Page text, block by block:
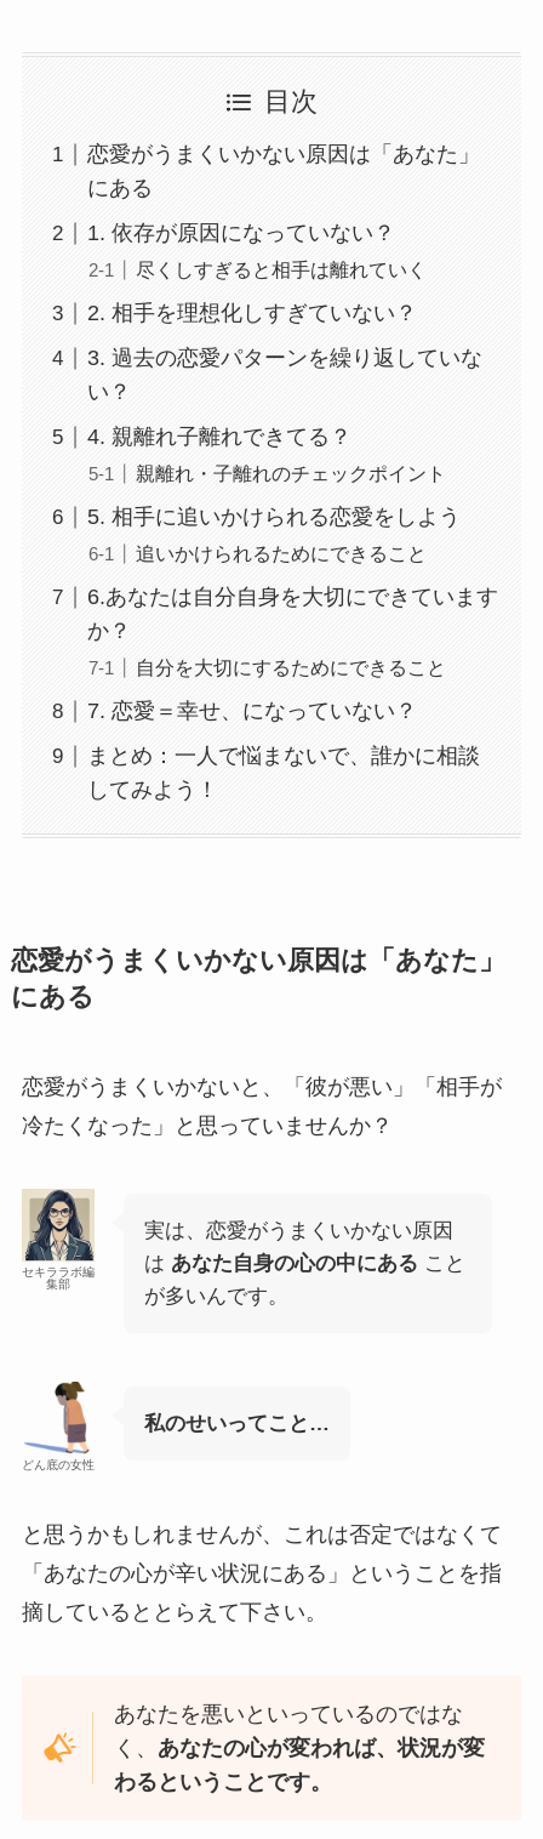
目次
恋愛がうまくいかない原因は「あなた」
にある
1. 依存が原因になっていない？
尽くしすぎると相手は離れていく
2. 相手を理想化しすぎていない？
3. 過去の恋愛パターンを繰り返していな
い？
4. 親離れ子離れできてる？
親離れ・子離れのチェックポイント
5. 相手に追いかけられる恋愛をしよう
追いかけられるためにできること
6.あなたは自分自身を大切にできています
か？
自分を大切にするためにできること
7. 恋愛＝幸せ、になっていない？
まとめ：一人で悩まないで、誰かに相談
してみよう！
恋愛がうまくいかない原因は「あなた」
にある
恋愛がうまくいかないと、「彼が悪い」「相手が
冷たくなった」と思っていませんか？
セキララボ編
集部
実は、恋愛がうまくいかない原因
は あなた自身の心の中にある こと
が多いんです。
どん底の女性
私のせいってこと…
と思うかもしれませんが、これは否定ではなくて
「あなたの心が辛い状況にある」ということを指
摘しているととらえて下さい。
あなたを悪いといっているのではな
く、 あなたの心が変われば、状況が変
わるということです。